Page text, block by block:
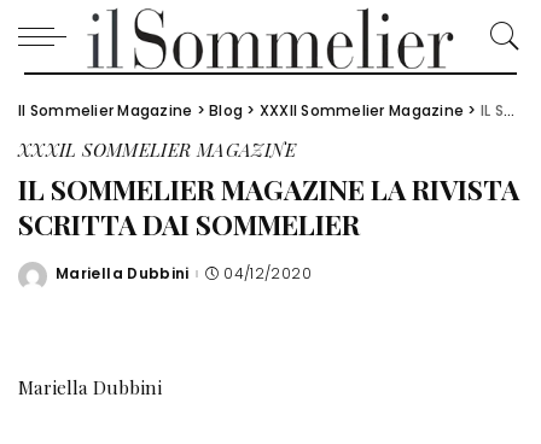
Il Sommelier Magazine >Blog > XXXIl Sommelier Magazine > IL SOMMELIER MAGAZINE LA RIVISTA SCRITTA DAI SOMMELIER
XXXIL SOMMELIER MAGAZINE
IL SOMMELIER MAGAZINE LA RIVISTA
SCRITTA DAI SOMMELIER
Posted
Mariella Dubbini 04/12/2020
Mariella Dubbini